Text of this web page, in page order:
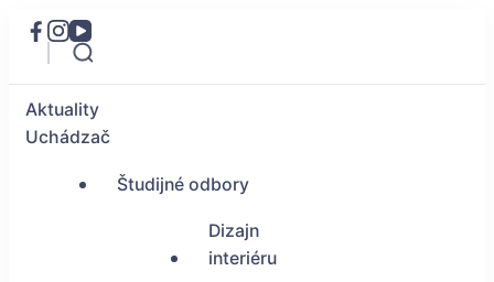
Aktuality
Uchádzač
Študijné odbory
Dizajn
interiéru